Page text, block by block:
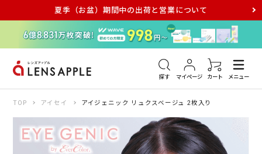
夏季（お盆）期間中の出荷と営業について
探す マイページ カート メニュー
アキュビュー メダリスト メガネ
TOP アイセイ アイジェニック リュクスベージュ 2枚入り